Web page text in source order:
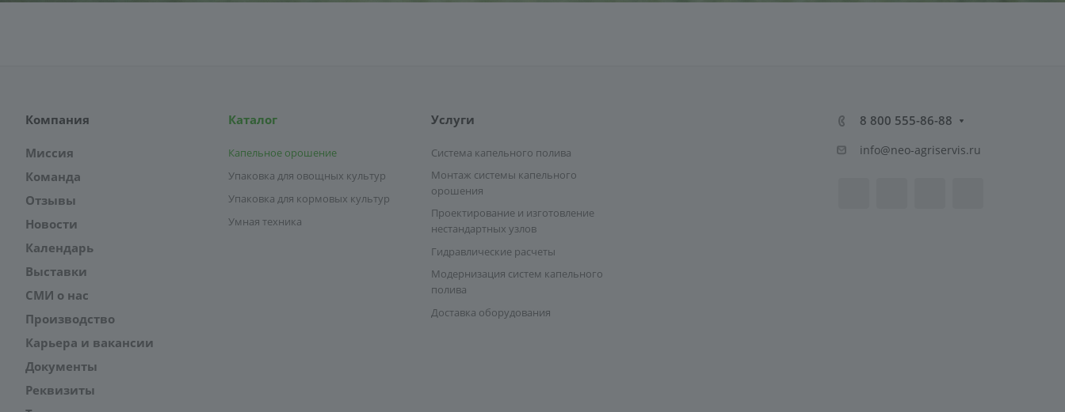
Компания
Миссия
Команда
Отзывы
Новости
Календарь
Выставки
СМИ о нас
Производство
Карьера и вакансии
Документы
Реквизиты
Каталог
Капельное орошение
Упаковка для овощных культур
Упаковка для кормовых культур
Умная техника
Услуги
Система капельного полива
Монтаж системы капельного
орошения
Проектирование и изготовление
нестандартных узлов
Гидравлические расчеты
Модернизация систем капельного
полива
Доставка оборудования
8 800 555-86-88
info@neo-agriservis.ru